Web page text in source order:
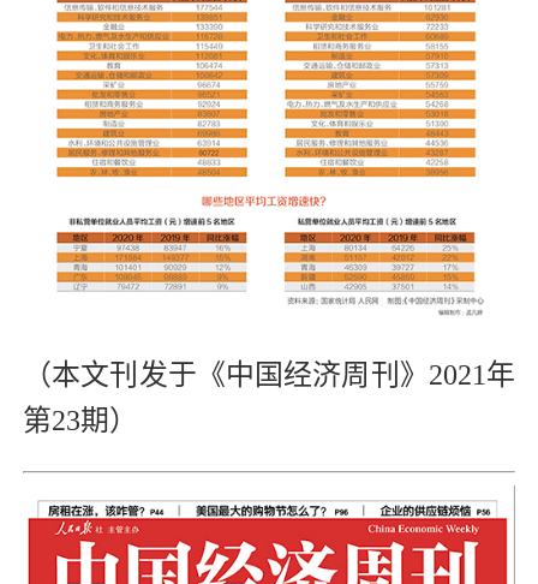
（本文刊发于《中国经济周刊》2021年
第23期）